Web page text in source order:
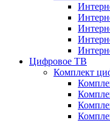
Цифровое ТВ
Комплект